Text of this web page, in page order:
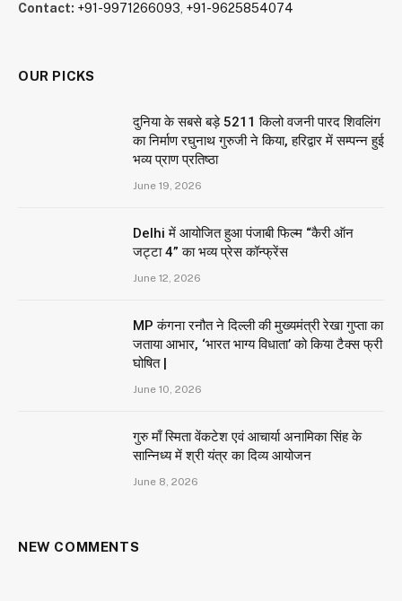
Contact: +91-9971266093 +91-9625854074
OUR PICKS
दुनिया के सबसे बड़े 5211 किलो वजनी पारद शिवलिंग
का निर्माण रघुनाथ गुरुजी ने किया, हरिद्वार में सम्पन्न हुई
भव्य प्राण प्रतिष्ठा
June 19, 2026
Delhi में आयोजित हुआ पंजाबी फिल्म “कैरी ऑन
जट्टा 4” का भव्य प्रेस कॉन्फ्रेंस
June 12, 2026
MP कंगना रनौत ने दिल्ली की मुख्यमंत्री रेखा गुप्ता का
जताया आभार, ‘भारत भाग्य विधाता’ को किया टैक्स फ्री
घोषित |
June 10, 2026
गुरु माँ स्मिता वेंकटेश एवं आचार्या अनामिका सिंह के
सान्निध्य में श्री यंत्र का दिव्य आयोजन
June 8, 2026
NEW COMMENTS